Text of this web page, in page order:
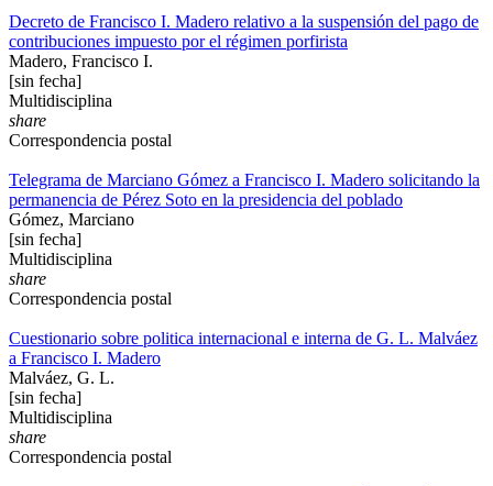
Decreto de Francisco I. Madero relativo a la suspensión del pago de
contribuciones impuesto por el régimen porfirista
Madero, Francisco I.
[sin fecha]
Multidisciplina
share
Correspondencia postal
Telegrama de Marciano Gómez a Francisco I. Madero solicitando la
permanencia de Pérez Soto en la presidencia del poblado
Gómez, Marciano
[sin fecha]
Multidisciplina
share
Correspondencia postal
Cuestionario sobre politica internacional e interna de G. L. Malváez
a Francisco I. Madero
Malváez, G. L.
[sin fecha]
Multidisciplina
share
Correspondencia postal